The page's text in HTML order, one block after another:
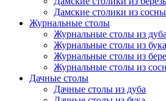
Дамские столики из сосны
Журнальные столы
Журнальные столы из дуба
Журнальные столы из бука
Журнальные столы из
Журнальные столы из
Дачные столы
Дачные столы из дуба